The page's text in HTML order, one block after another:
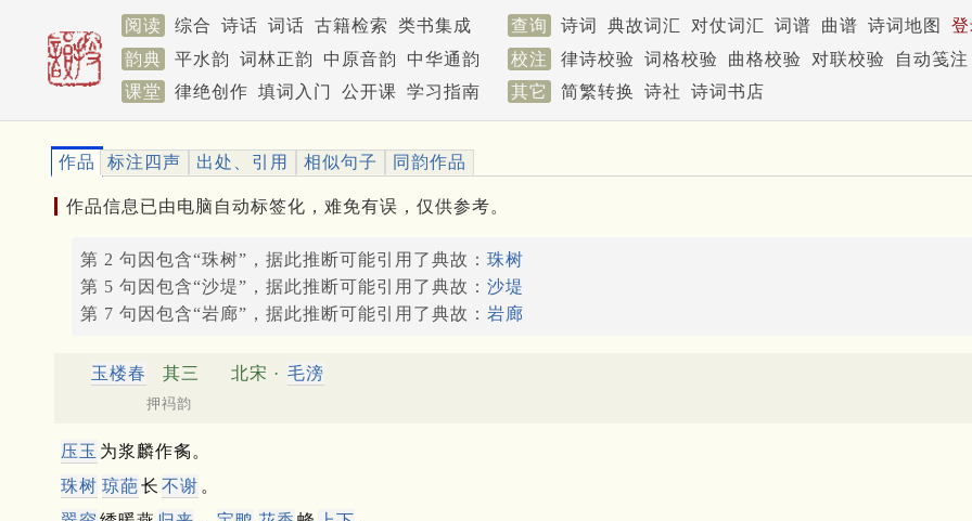
阅读 综合 诗话 词话 古籍检索 类书集成 查询 诗词 典故词汇 对仗词汇 词谱 曲谱 诗词地图
韵典
平水韵 词林正韵 中原音韵 中华通韵 校注 律诗校验 词格校验 曲格校验 对联校验
自动笺注
课堂
律绝创作 填词入门 公开课 学习指南 其它 简繁转换 诗社 诗词书店
作品 标注四声 出处、引用 相似句子 同韵作品
作品信息已由电脑自动标签化，难免有误，仅供参考。
第 2 句因包含“珠树”，据此推断可能引用了典故： 珠树
第 5 句因包含“沙堤”，据此推断可能引用了典故： 沙堤
第 7 句因包含“岩廊”，据此推断可能引用了典故： 岩廊
玉楼春 其三 北宋 · 毛滂
押祃韵
压玉 为浆麟作䏑。
珠树 琼葩长 不谢 。